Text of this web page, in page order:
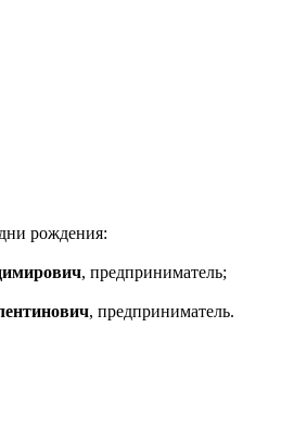
рождения:
, предприниматель;
, предприниматель.